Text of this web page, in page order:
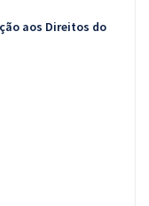
aos Direitos do